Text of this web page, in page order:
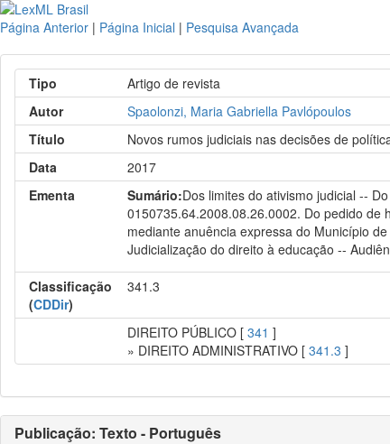
Página Anterior | Página Inicial | Pesquisa Avançada
Tipo
Artigo de revista
Autor
Spaolonzi, Maria Gabriella Pavlópoulos
Título
Novos rumos judiciais nas decisões de
Data
2017
Ementa
Sumário:Dos limites do ativismo judicial --
0150735.64.2008.08.26.0002. Do pedido de
mediante anuência expressa do Município
Judicialização do direito à educação --
Classificação
(CDDir)
341.3
DIREITO PÚBLICO [341 ]
» DIREITO ADMINISTRATIVO [341.3 ]
Publicação: Texto - Português